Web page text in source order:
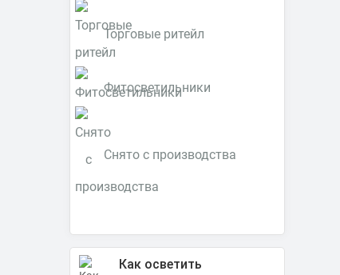
Торговые ритейл
Фитосветильники
Снято с производства
Как осветить